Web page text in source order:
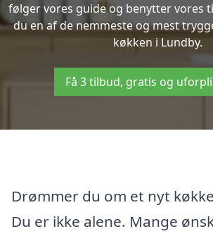
følger vores guide og benytter vores
du en af de nemmeste og mest
køkken i Lundby.
Få 3 tilbud, gratis og
Drømmer du om et nyt
Du er ikke alene. Mange